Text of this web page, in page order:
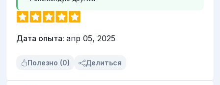
Дата опыта: апр 05, 2025
Полезно (0) Делиться